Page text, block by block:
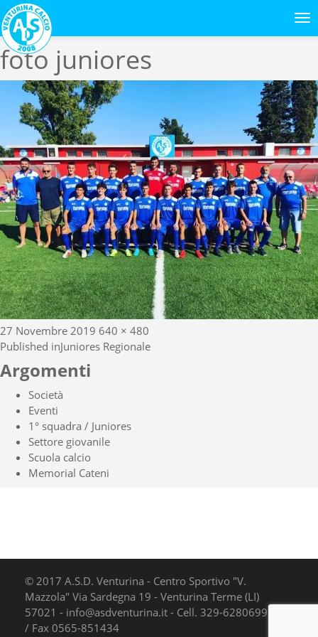
Previous Image
Next Image
foto juniores
Posted
on
27 Novembre 2019 Full
size
640 × 480
Navigazione
articoli
Published inJuniores Regionale
Argomenti
Società
Eventi
1° squadra / Juniores
Settore giovanile
Scuola calcio
Memorial Cateni
© 2017 A.S.D. Venturina - Centro Sportivo "V.
Mazzola" Via Sardegna 19 - Venturina Terme (LI)
57021 - info@asdventurina.it - Cell. 329-6280699 Tel.
/ Fax 0565-851434